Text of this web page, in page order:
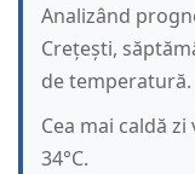
Analizând
Crețești,
de temperatură.
Cea mai caldă
34°C.